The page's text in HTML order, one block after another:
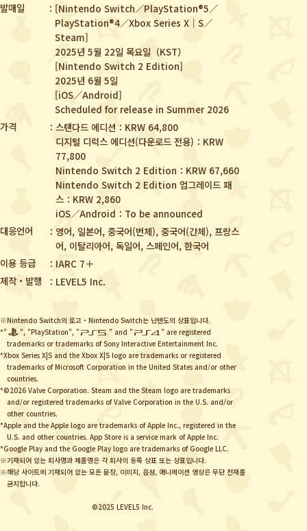
발매일
[Nintendo Switch／PlayStation®5／
PlayStation®4／Xbox Series X｜S／
Steam]
2025년 5월 22일 목요일（KST）
[Nintendo Switch 2 Edition]
2025년 6월 5일
[iOS／Android]
Scheduled for release in Summer 2026
가격
스탠다드 에디션：KRW 64,800
디지털 디럭스 에디션(다운로드 전용)：KRW
77,800
Nintendo Switch 2 Edition：KRW 67,660
Nintendo Switch 2 Edition 업그레이드 패
스：KRW 2,860
iOS／Android：To be announced
대응언어
영어, 일본어, 중국어(번체), 중국어(간체), 프랑스
어, 이탈리아어, 독일어, 스페인어, 한국어
이용 등급
IARC 7＋
제작・발행
LEVEL5 Inc.
※Nintendo Switch의 로고・Nintendo Switch는 닌텐도의 상표입니다.
*"
", "PlayStation", " " and "
" are registered
trademarks or trademarks of Sony Interactive Entertainment Inc.
*Xbox Series X|S and the Xbox X|S logo are trademarks or registered
trademarks of Microsoft Corporation in the United States and/or other
countries.
*©2026 Valve Corporation. Steam and the Steam logo are trademarks
and/or registered trademarks of Valve Corporation in the U.S. and/or
other countries.
*Apple and the Apple logo are trademarks of Apple Inc., registered in the
U.S. and other countries. App Store is a service mark of Apple Inc.
*Google Play and the Google Play logo are trademarks of Google LLC.
※기재되어 있는 회사명과 제품명은 각 회사의 등록 상표 또는 상표입니다.
※해당 사이트에 기재되어 있는 모든 문장, 이미지, 음성, 애니메이션 영상은 무단 전재를
금지합니다.
©2025 LEVEL5 Inc.